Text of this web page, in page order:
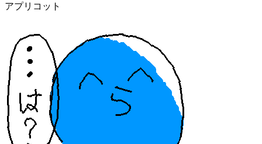
アプリコット